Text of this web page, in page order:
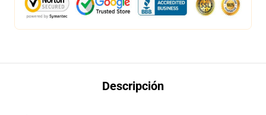
Descripción